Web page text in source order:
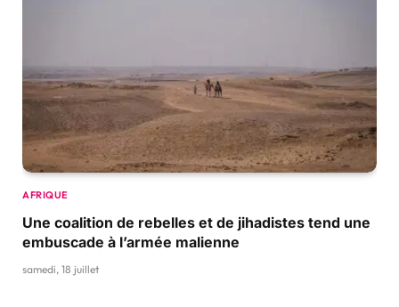
AFRIQUE
Une coalition de rebelles et de jihadistes tend une
embuscade à l’armée malienne
samedi, 18 juillet